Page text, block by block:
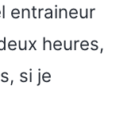
entraineur
heures,
si je